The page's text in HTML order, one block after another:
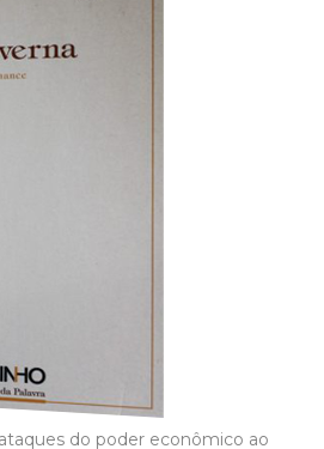
– Foto: Reprodução
abordam conflitos de interesse
as diferentes classes
do Chão, as pessoas
a ‘ousadia’ de protestar